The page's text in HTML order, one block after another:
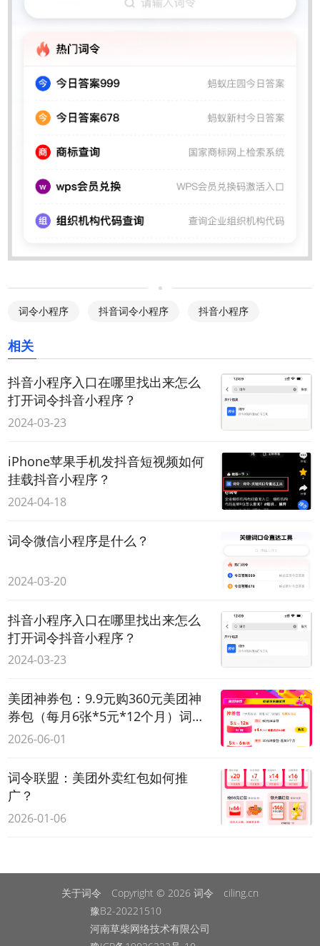
词令小程序 抖音词令小程序 抖音小程序
相关
抖音小程序入口在哪里找出来怎么
打开词令抖音小程序？
2024-03-23
iPhone苹果手机发抖音短视频如何
挂载抖音小程序？
2024-04-18
词令微信小程序是什么？
2024-03-20
抖音小程序入口在哪里找出来怎么
打开词令抖音小程序？
2024-03-23
美团神券包：9.9元购360元美团神
券包（每月6张*5元*12个月）词令
联盟推广口令与素材更新
2026-06-01
词令联盟：美团外卖红包如何推
广？
2026-01-06
关于词令 Copyright © 2026 词令
ciling.cn
豫B2-20221510
河南草柴网络技术有限公司